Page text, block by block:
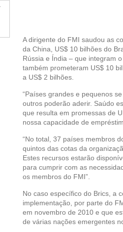
A dirigente do FMI saudou as
da China, US$ 10 bilhões do
Rússia e Índia – que integram
também prometeram US$ 10
a US$ 2 bilhões.
“Países grandes e pequenos
outros poderão aderir. Saúdo
que resulta em promessas de
nossa capacidade de
“No total, 37 países membros
quintos das cotas da
Estes recursos estarão
para cumprir com as
os membros do FMI”.
No caso específico do Brics, a
implementação, por parte do
em novembro de 2010 e que
de várias nações emergentes